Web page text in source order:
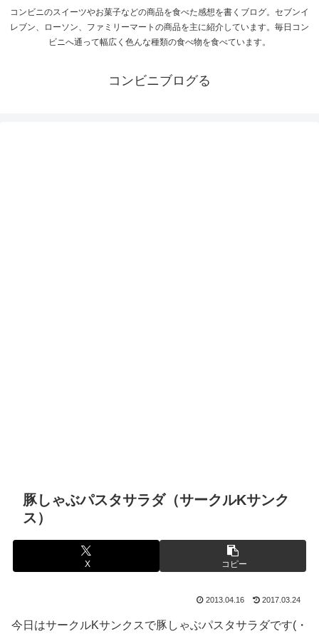
コンビニのスイーツやお菓子などの商品を食べた感想を書くブログ。セブンイ
レブン、ローソン、ファミリーマートの商品を主に紹介しています。毎日コン
ビニへ通って幅広く色んな種類の食べ物を食べています。
コンビニブログる
豚しゃぶパスタサラダ（サークルKサンク
ス）
X コピー
2013.04.16 2017.03.24
今日はサークルKサンクスで豚しゃぶパスタサラダです(・